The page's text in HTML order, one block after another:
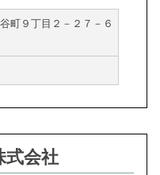
町９丁目２－２７－６
式会社